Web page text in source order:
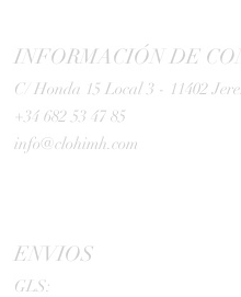
INFORMACIÓN DE
C/ Honda 15 Local 3 - 11402
+34 682 53 47 85
info@clohimh.com
ENVIOS
GLS: